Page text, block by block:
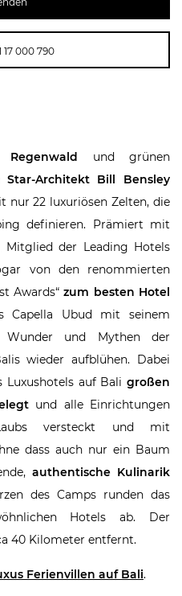
17 000 790
und grünen
Star-Architekt Bill Bensley
nur 22 luxuriösen Zelten, die
definieren. Prämiert mit
Mitglied der Leading Hotels
von den renommierten
Awards“zum besten Hotel
Capella Ubud mit seinem
Wunder und Mythen der
wieder aufblühen. Dabei
auf Bali großen
und alle Einrichtungen
versteckt und mit
dass auch nur ein Baum
authentische Kulinarik
des Camps runden das
Hotels ab. Der
40 Kilometer entfernt.
Ferienvillen auf Bali.